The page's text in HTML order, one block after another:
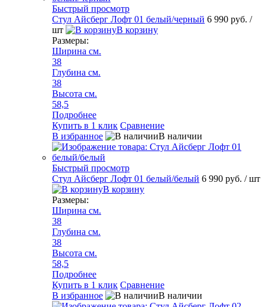
Быстрый просмотр
Стул Айсберг Лофт 01 белый/черный 6 990 руб. /
шт
В корзину
Размеры:
Ширина см.
38
Глубина см.
38
Высота см.
58,5
Подробнее
Купить в 1 клик Сравнение
В избранное
В наличии
Быстрый просмотр
Стул Айсберг Лофт 01 белый/белый 6 990 руб. / шт
В корзину
Размеры:
Ширина см.
38
Глубина см.
38
Высота см.
58,5
Подробнее
Купить в 1 клик Сравнение
В избранное
В наличии